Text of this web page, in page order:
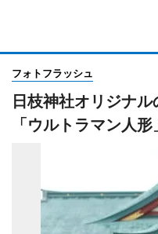
フォトフラッシュ
日枝神社オリジナ
「ウルトラマン人形